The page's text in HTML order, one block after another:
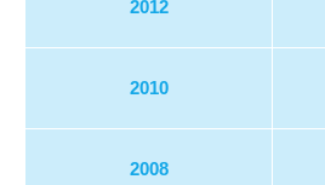
2012
2010
2008